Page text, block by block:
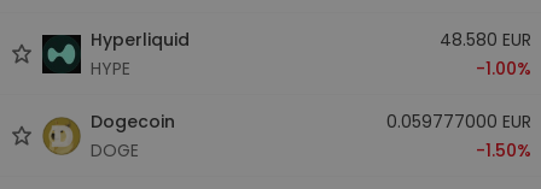
Hyperliquid
HYPE
48.580 EUR
-1.00%
Dogecoin
DOGE
0.059777000 EUR
-1.50%